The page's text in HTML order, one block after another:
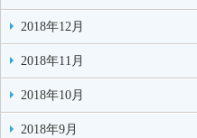
2018年12月
2018年11月
2018年10月
2018年9月